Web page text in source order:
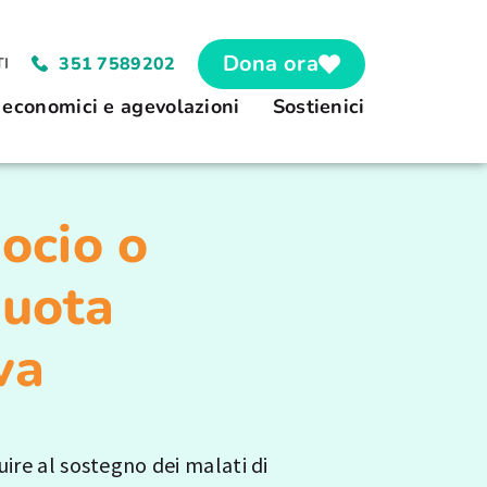
351 7589202 Dona ora
e agevolazioni Sostienici
o
al sostegno dei malati di